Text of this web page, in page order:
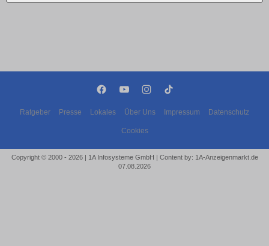
Ratgeber Presse Lokales Über Uns Impressum Datenschutz
Cookies
Copyright © 2000 - 2026 | 1A Infosysteme GmbH | Content by: 1A-Anzeigenmarkt.de
07.08.2026